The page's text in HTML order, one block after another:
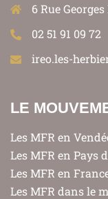
6 Rue
02 51 91 09 72
ireo.les-
LE
Les MFR en
Les MFR en Pays
Les MFR en
Les MFR dans le